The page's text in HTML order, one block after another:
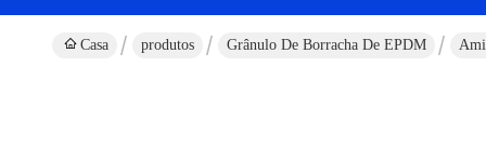
Casa produtos Grânulo De Borracha De EPDM